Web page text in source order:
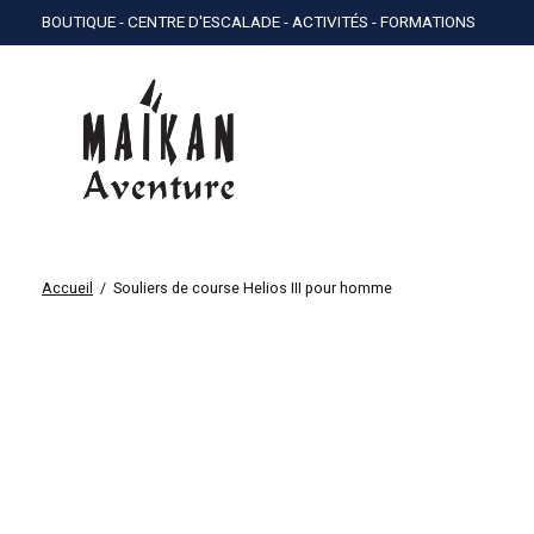
BOUTIQUE - CENTRE D'ESCALADE - ACTIVITÉS - FORMATIONS
Accueil / Souliers de course Helios III pour homme